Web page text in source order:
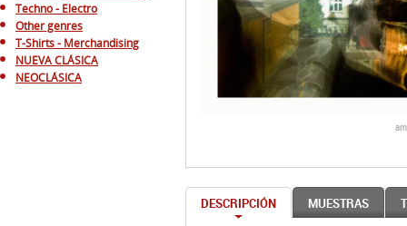
Techno - Electro
Other genres
T-Shirts - Merchandising
NUEVA CLÁSICA
NEOCLÁSICA
DESCRIPCIÓN MUESTRAS